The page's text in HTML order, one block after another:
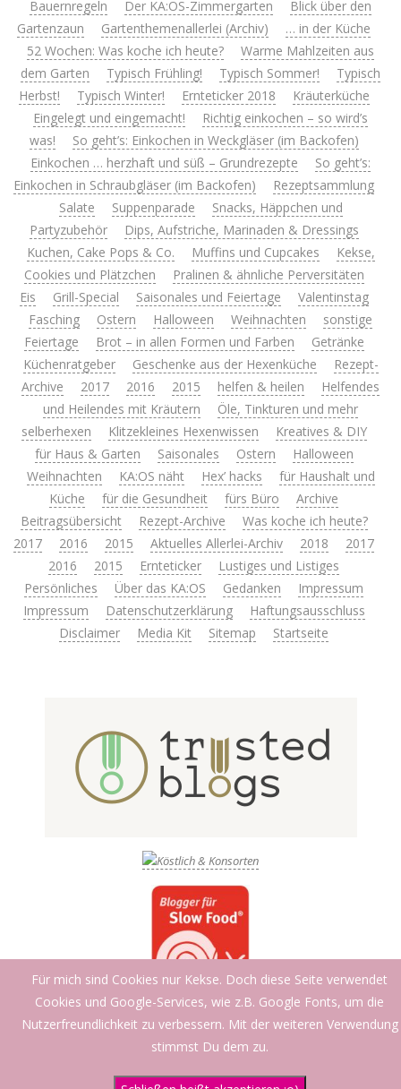
Bauernregeln
Der KA:OS-Zimmergarten
Blick über den
Gartenzaun
Gartenthemenallerlei (Archiv)
… in der Küche
52 Wochen: Was koche ich heute?
Warme Mahlzeiten aus
dem Garten
Typisch Frühling! Typisch Sommer!
Typisch
Herbst!
Typisch Winter! Ernteticker 2018
Kräuterküche
Eingelegt und eingemacht!
Richtig einkochen – so wird’s
was!
So geht’s: Einkochen in Weckgläser (im Backofen)
Einkochen … herzhaft und süß – Grundrezepte
So geht’s:
Einkochen in Schraubgläser (im Backofen)
Rezeptsammlung
Salate
Suppenparade
Snacks, Häppchen und
Partyzubehör
Dips, Aufstriche, Marinaden & Dressings
Kuchen, Cake Pops & Co.
Muffins und Cupcakes
Kekse,
Cookies und Plätzchen
Pralinen & ähnliche Perversitäten
Eis
Grill-Special Saisonales und Feiertage
Valentinstag
Fasching
Ostern Halloween Weihnachten
sonstige
Feiertage
Brot – in allen Formen und Farben
Getränke
Küchenratgeber
Geschenke aus der Hexenküche
Rezept-
Archive
2017 2016 2015 helfen & heilen
Helfendes
und Heilendes mit Kräutern
Öle, Tinkturen und mehr
selberhexen
Klitzekleines Hexenwissen
Kreatives & DIY
für Haus & Garten
Saisonales Ostern
Halloween
Weihnachten
KA:OS näht Hex’ hacks
für Haushalt und
Küche
für die Gesundheit fürs Büro
Archive
Beitragsübersicht
Rezept-Archive
Was koche ich heute?
2017
2016 2015 Aktuelles Allerlei-Archiv 2018
2017
2016
2015 Ernteticker
Lustiges und Listiges
Persönliches
Über das KA:OS Gedanken
Impressum
Impressum
Datenschutzerklärung
Haftungsausschluss
Disclaimer
Media Kit Sitemap Startseite
Für mich sind Cookies nur Kekse. Doch diese Seite verwendet
Cookies und Google-Services, wie z.B. Google Fonts, um die
Nutzerfreundlichkeit zu verbessern. Mit der weiteren Verwendung
stimmst Du dem zu.